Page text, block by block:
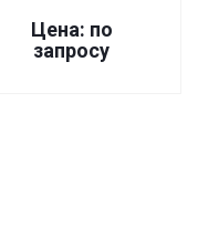
Цена: по
запросу